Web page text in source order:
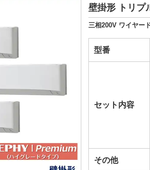
壁掛形 トリプ
三相200V ワイヤー
型番
セット内容
その他